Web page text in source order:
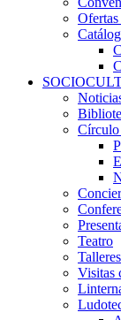
Círculo
Teatro
Talleres
Visitas